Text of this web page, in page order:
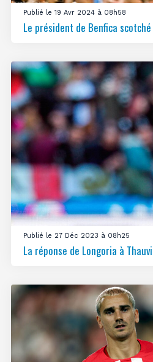
Publié le 19 Avr 2024 à 08h58
Le président de Benfica
Publié le 27 Déc 2023 à 08h25
La réponse de Longoria à